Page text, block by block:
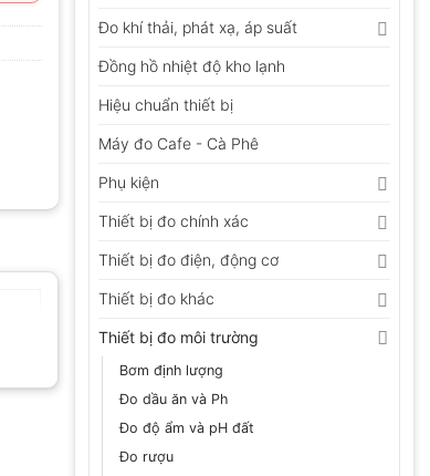
Đo khí thải, phát xạ, áp suất
Đồng hồ nhiệt độ kho lạnh
Hiệu chuẩn thiết bị
Máy đo Cafe - Cà Phê
Phụ kiện
Thiết bị đo chính xác
Thiết bị đo điện, động cơ
Thiết bị đo khác
Thiết bị đo môi trường
Bơm định lượng
Đo dầu ăn và Ph
Đo độ ẩm và pH đất
Đo rượu